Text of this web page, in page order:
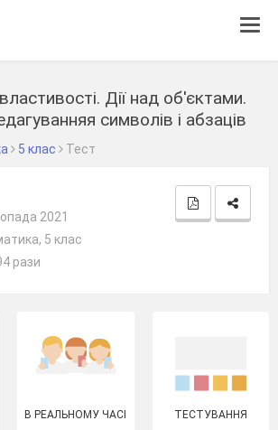
Дії над об'єктами.
символів і абзаців
5 клас Тест
2021
5 клас
рази
В РЕАЛЬНОМУ ЧАСІ ТЕСТУВАННЯ